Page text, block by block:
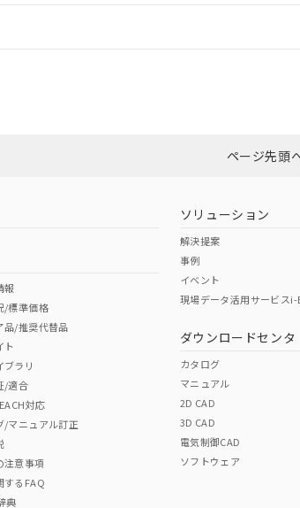
ダウンロードはこちら
Cr(VI)
も、流通在庫等で未対応品が混在する可能性があ
売店へお問い合わせください。
（日本
（ア
その他
ページ先頭
報
/標準価格
品/推奨代替品
ト
ブラリ
/適合
対応
/マニュアル訂正
注意事項
するFAQ
典
ソリューション
解決提案
事例
イベント
現場データ活用サービスi-
ダウンロードセンタ
カタログ
マニュアル
2D CAD
3D CAD
電気制御CAD
ソフトウェア